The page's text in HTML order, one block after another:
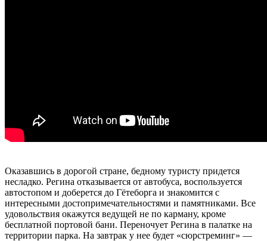
Оказавшись в дорогой стране, бедному туристу придется
несладко. Регина отказывается от автобуса, воспользуется
автостопом и доберется до Гётеборга и знакомится с
интересными достопримечательностями и памятниками. Все
удовольствия окажутся ведущей не по карману, кроме
бесплатной портовой бани. Переночует Регина в палатке на
территории парка. На завтрак у нее будет «сюрстреминг» —